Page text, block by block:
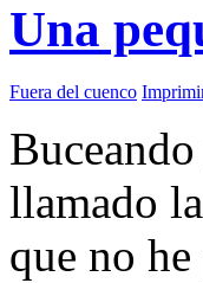
Una
Fuera del cuenco
llamado
que no